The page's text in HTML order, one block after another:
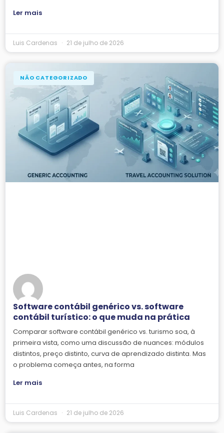
Ler mais
Luis Cardenas 21 de julho de 2026
NÃO CATEGORIZADO
Software contábil genérico vs. software
contábil turístico: o que muda na prática
Comparar software contábil genérico vs. turismo soa, à
primeira vista, como uma discussão de nuances: módulos
distintos, preço distinto, curva de aprendizado distinta. Mas
o problema começa antes, na forma
Ler mais
Luis Cardenas 21 de julho de 2026